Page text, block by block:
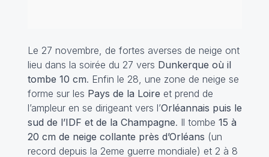
Le 27 novembre, de fortes averses de neige ont
lieu dans la soirée du 27 vers Dunkerque où il
tombe 10 cm. Enfin le 28, une zone de neige se
forme sur les Pays de la Loire et prend de
l’ampleur en se dirigeant vers l’Orléannais puis le
sud de l’IDF et de la Champagne. Il tombe 15 à
20 cm de neige collante près d’Orléans (un
record depuis la 2eme guerre mondiale) et 2 à 8